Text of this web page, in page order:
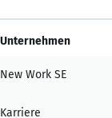
Unternehmen
New Work SE
Karriere